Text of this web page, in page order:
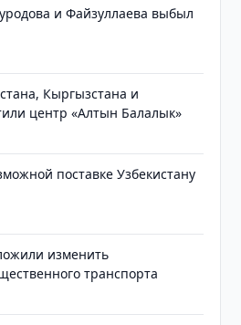
и Файзуллаева выбыл
Кыргызстана и
центр «Алтын Балалык»
поставке Узбекистану
изменить
транспорта